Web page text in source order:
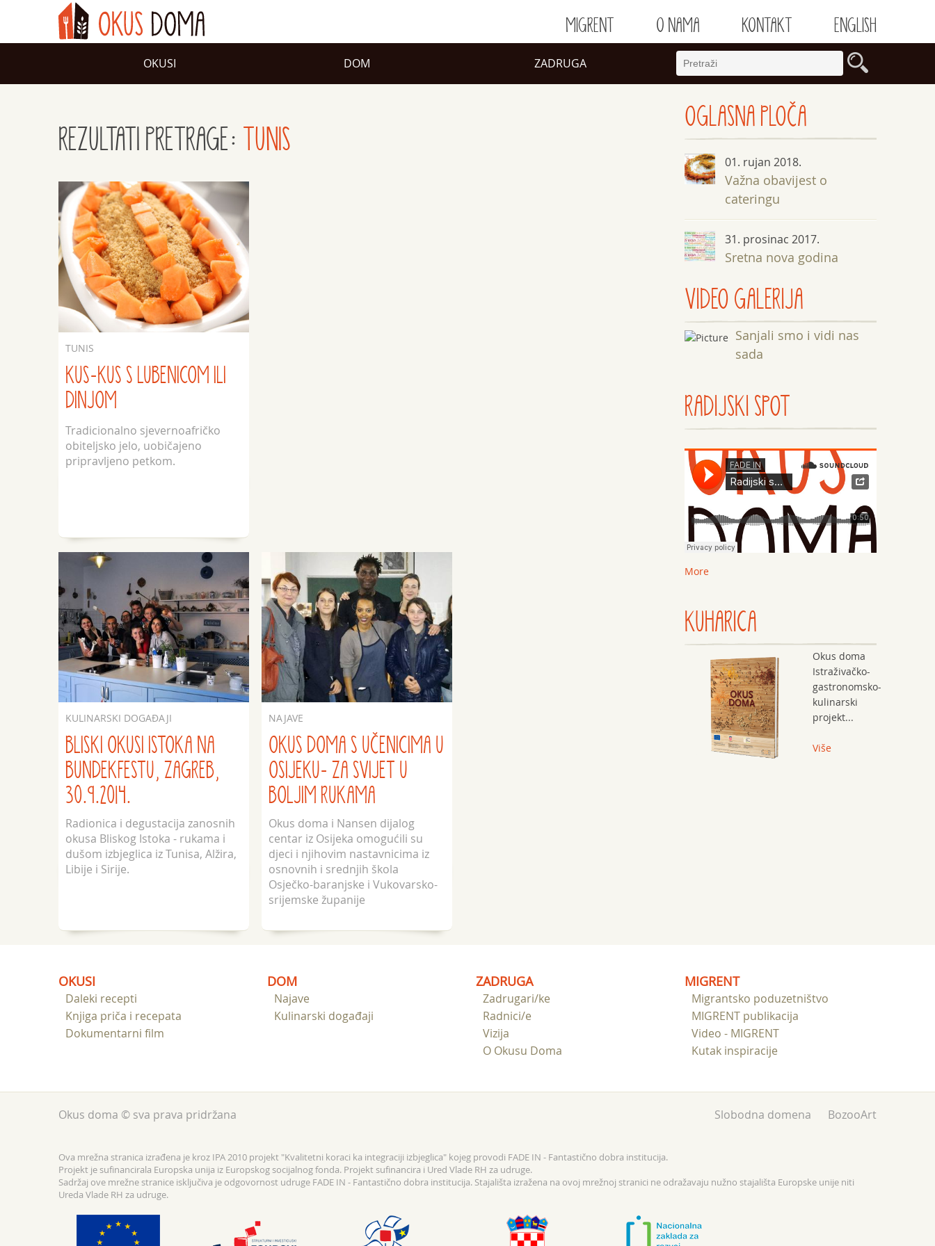
MIGRENT O NAMA KONTAKT ENGLISH
OKUSI DOM ZADRUGA
REZULTATI PRETRAGE: TUNIS
TUNIS
KUS-KUS S LUBENICOM ILI
DINJOM
Tradicionalno sjevernoafričko
obiteljsko jelo, uobičajeno
pripravljeno petkom.
KULINARSKI DOGAĐAJI
BLISKI OKUSI ISTOKA NA
BUNDEKFESTU, ZAGREB,
30.9.2014.
Radionica i degustacija zanosnih
okusa Bliskog Istoka - rukama i
dušom izbjeglica iz Tunisa, Alžira,
Libije i Sirije.
NAJAVE
OKUS DOMA S UČENICIMA U
OSIJEKU- ZA SVIJET U
BOLJIM RUKAMA
Okus doma i Nansen dijalog
centar iz Osijeka omogućili su
djeci i njihovim nastavnicima iz
osnovnih i srednjih škola
Osječko-baranjske i Vukovarsko-
srijemske županije
naglaskom na migracije. 90
Etiopije, Maroka i Tunisa te družiti
se i razgovarati...
OGLASNA PLOČA
01. rujan 2018.
Važna obavijest o
cateringu
31. prosinac 2017.
Sretna nova godina
VIDEO GALERIJA
Sanjali smo i vidi nas
sada
RADIJSKI SPOT
More
KUHARICA
Okus doma
Istraživačko-
gastronomsko-
kulinarski
projekt...
Više
OKUSI
Daleki recepti
Knjiga priča i recepata
Dokumentarni film
DOM
Najave
Kulinarski događaji
ZADRUGA
Zadrugari/ke
Radnici/e
Vizija
O Okusu Doma
MIGRENT
Migrantsko poduzetništvo
MIGRENT publikacija
Video - MIGRENT
Kutak inspiracije
Okus doma © sva prava pridržana Slobodna domena BozooArt
Ova mrežna stranica izrađena je kroz IPA 2010 projekt "Kvalitetni koraci ka integraciji izbjeglica" kojeg provodi FADE IN - Fantastično dobra institucija.
Projekt je sufinancirala Europska unija iz Europskog socijalnog fonda. Projekt sufinancira i Ured Vlade RH za udruge.
Sadržaj ove mrežne stranice isključiva je odgovornost udruge FADE IN - Fantastično dobra institucija. Stajališta izražena na ovoj mrežnoj stranici ne odražavaju nužno stajališta Europske unije niti
Ureda Vlade RH za udruge.